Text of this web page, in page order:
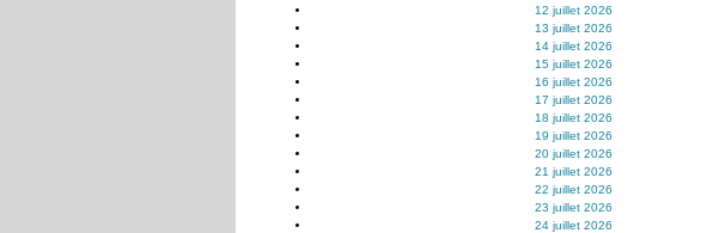
12 juillet 2026
13 juillet 2026
14 juillet 2026
15 juillet 2026
16 juillet 2026
17 juillet 2026
18 juillet 2026
19 juillet 2026
20 juillet 2026
21 juillet 2026
22 juillet 2026
23 juillet 2026
24 juillet 2026